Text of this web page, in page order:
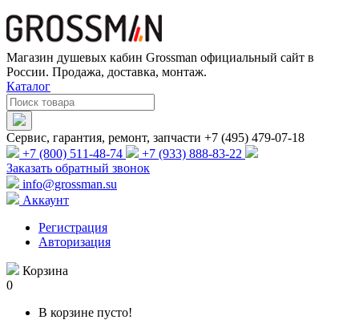
Магазин душевых кабин Grossman официальный сайт в
России. Продажа, доставка, монтаж.
Каталог
Сервис, гарантия, ремонт, запчасти +7 (495) 479-07-18
+7 (800) 511-48-74
+7 (933) 888-83-22
Заказать обратный звонок
info@grossman.su
Аккаунт
Регистрация
Авторизация
Корзина
0
В корзине пусто!